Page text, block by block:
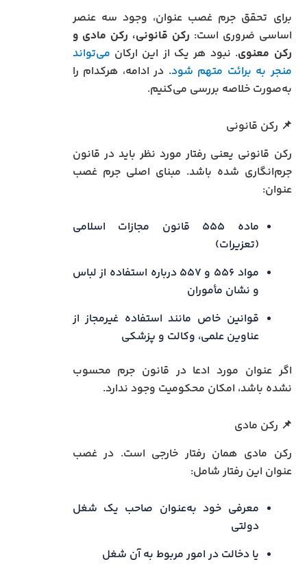
برای تحقق جرم غصب عنوان، وجود سه عنصر
اساسی ضروری است: رکن قانونی، رکن مادی و
رکن معنوی. نبود هر یک از این ارکان می‌تواند
منجر به برائت متهم شود. در ادامه، هرکدام را
به‌صورت خلاصه بررسی می‌کنیم.
📌 رکن قانونی
رکن قانونی یعنی رفتار مورد نظر باید در قانون
جرم‌انگاری شده باشد. مبنای اصلی جرم غصب
عنوان:
ماده ۵۵۵ قانون مجازات اسلامی
(تعزیرات)
مواد ۵۵۶ و ۵۵۷ درباره استفاده از لباس
و نشان مأموران
قوانین خاص مانند استفاده غیرمجاز از
عناوین علمی، وکالت و پزشکی
اگر عنوان مورد ادعا در قانون جرم محسوب
نشده باشد، امکان محکومیت وجود ندارد.
📌 رکن مادی
رکن مادی همان رفتار خارجی است. در غصب
عنوان این رفتار شامل:
معرفی خود به‌عنوان صاحب یک شغل
دولتی
یا دخالت در امور مربوط به آن شغل